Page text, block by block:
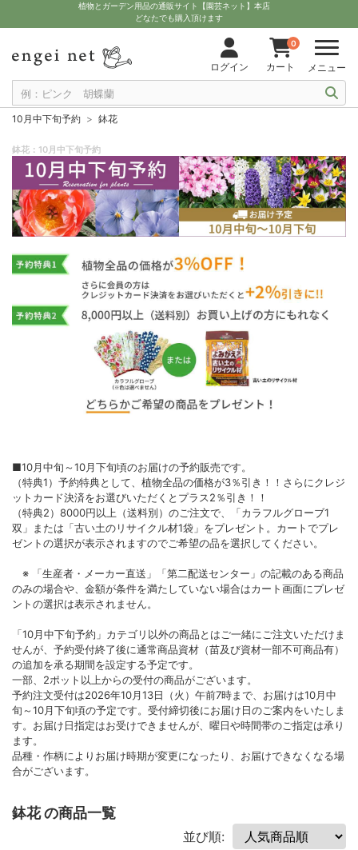
植物とガーデン用品の通販サイト【園芸ネット】本店
どなたでも購入頂けます
ログイン
0
カート メニュー
10月中下旬予約 鉢花
鉢花：10月中下旬予約
■10月中旬～10月下旬頃のお届けの予約販売です。
（特典1）予約特典として、植物全品の価格が3％引き！！さらにクレジ
ットカード決済をお選びいただくとプラス2％引き！！
（特典2）8000円以上（送料別）のご注文で、「カラフルグローブ1
双」または「古い土のリサイクル材1袋」をプレゼント。カートでプレ
ゼントの選択が表示されますのでご希望の品を選択してください。
※ 「生産者・メーカー直送」「第二配送センター」の記載のある商品
のみの場合や、金額が条件を満たしていない場合はカート画面にプレゼ
ントの選択は表示されません。
「10月中下旬予約」カテゴリ以外の商品とはご一緒にご注文いただけま
せんが、予約受付終了後に通常商品資材（苗及び資材一部不可商品有）
の追加を承る期間を設定する予定です。
一部、2ポット以上からの受付の商品がございます。
予約注文受付は2026年10月13日（火）午前7時まで、お届けは10月中
旬～10月下旬頃の予定です。受付締切後にお届け日のご案内をいたしま
す。お届け日指定はお受けできませんが、曜日や時間帯のご指定は承り
ます。
品種・作柄によりお届け時期が変更になったり、お届けできなくなる場
合がございます。
鉢花 の商品一覧
並び順: